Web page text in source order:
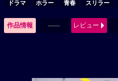
ドラマ ホラー 青春 スリラー
作品情報 ------ レビュー